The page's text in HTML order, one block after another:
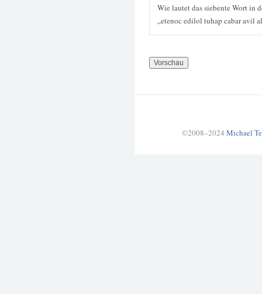
Wie lautet das siebente Wort in
„etenoc edilol tuhap cabar avil
©2008–2024 Michael